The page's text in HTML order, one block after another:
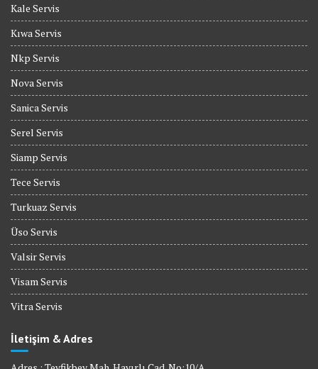
Kale Servis
Kıwa Servis
Nkp Servis
Nova Servis
Sanica Servis
Serel Servis
Siamp Servis
Tece Servis
Turkuaz Servis
Üso Servis
Valsir Servis
Visam Servis
Vitra Servis
İletişim & Adres